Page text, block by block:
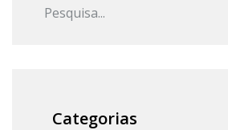
Categorias